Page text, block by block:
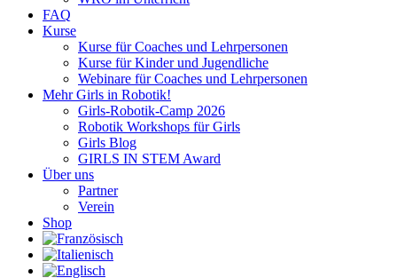
FAQ
Kurse
Kurse für Coaches und Lehrpersonen
Kurse für Kinder und Jugendliche
Webinare für Coaches und Lehrpersonen
Mehr Girls in Robotik!
Girls-Robotik-Camp 2026
Robotik Workshops für Girls
Girls Blog
GIRLS IN STEM Award
Über uns
Partner
Verein
Shop